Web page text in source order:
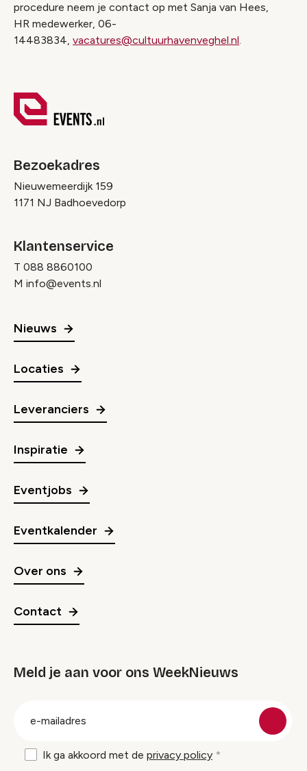
procedure neem je contact op met Sanja van Hees,
HR medewerker, 06-
14483834, vacatures@cultuurhavenveghel.nl.
Bezoekadres
Nieuwemeerdijk 159
1171 NJ Badhoevedorp
Klantenservice
T 088 8860100
M info@events.nl
Nieuws
Locaties
Leveranciers
Inspiratie
Eventjobs
Eventkalender
Over ons
Contact
Meld je aan voor ons WeekNieuws
Ik ga akkoord met de privacy policy